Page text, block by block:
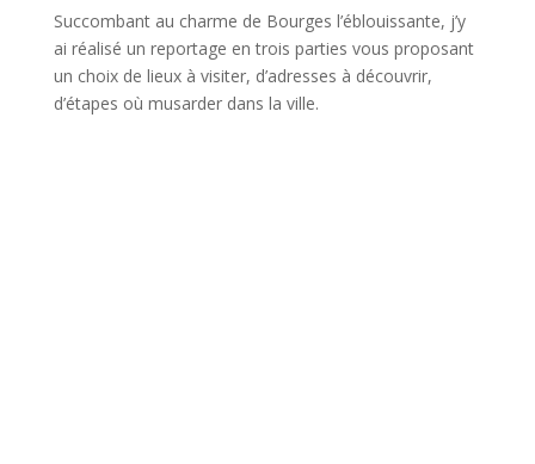
Succombant au charme de Bourges l’éblouissante, j’y
ai réalisé un reportage en trois parties vous proposant
un choix de lieux à visiter, d’adresses à découvrir,
d’étapes où musarder dans la ville.